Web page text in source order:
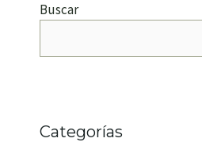
Buscar
Categorías